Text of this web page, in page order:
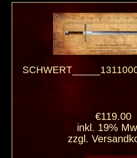
€119.00
inkl. 19%
zzgl.